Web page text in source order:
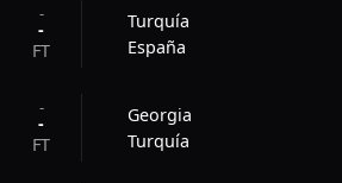
-
-
FT
Turquía
España
-
-
FT
Georgia
Turquía